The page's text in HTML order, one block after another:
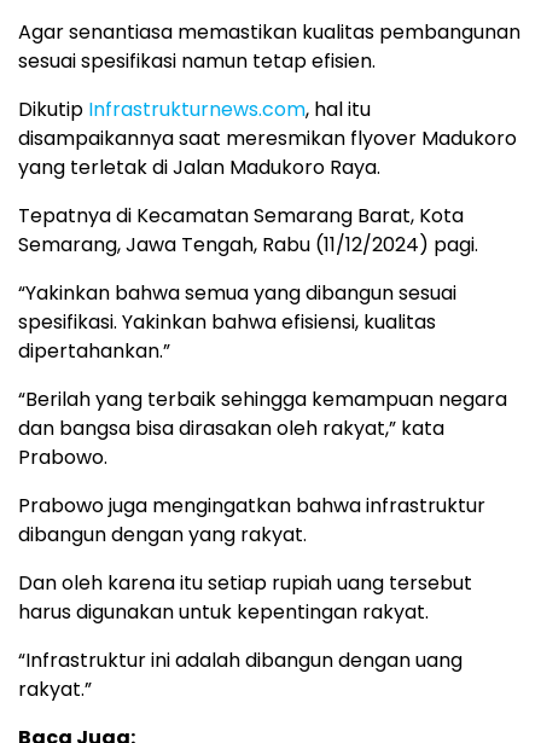
Agar senantiasa memastikan kualitas pembangunan
sesuai spesifikasi namun tetap efisien.
Dikutip Infrastrukturnews.com, hal itu
disampaikannya saat meresmikan flyover Madukoro
yang terletak di Jalan Madukoro Raya.
Tepatnya di Kecamatan Semarang Barat, Kota
Semarang, Jawa Tengah, Rabu (11/12/2024) pagi.
“Yakinkan bahwa semua yang dibangun sesuai
spesifikasi. Yakinkan bahwa efisiensi, kualitas
dipertahankan.”
“Berilah yang terbaik sehingga kemampuan negara
dan bangsa bisa dirasakan oleh rakyat,” kata
Prabowo.
Prabowo juga mengingatkan bahwa infrastruktur
dibangun dengan yang rakyat.
Dan oleh karena itu setiap rupiah uang tersebut
harus digunakan untuk kepentingan rakyat.
“Infrastruktur ini adalah dibangun dengan uang
rakyat.”